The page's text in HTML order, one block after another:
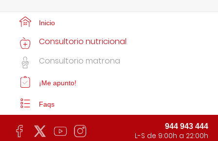
Inicio
Consultorio nutricional
Consultorio matrona
¡Me apunto!
Faqs
944 943 444
L-S de 9:00h a 22:00h